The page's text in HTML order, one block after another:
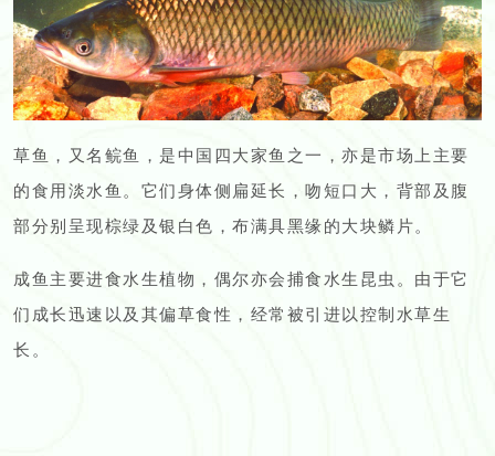
草鱼，又名鲩鱼，是中国四大家鱼之一，亦是市场上主要
的食用淡水鱼。它们身体侧扁延长，吻短口大，背部及腹
部分别呈现棕绿及银白色，布满具黑缘的大块鳞片。
成鱼主要进食水生植物，偶尔亦会捕食水生昆虫。由于它
们成长迅速以及其偏草食性，经常被引进以控制水草生
长。